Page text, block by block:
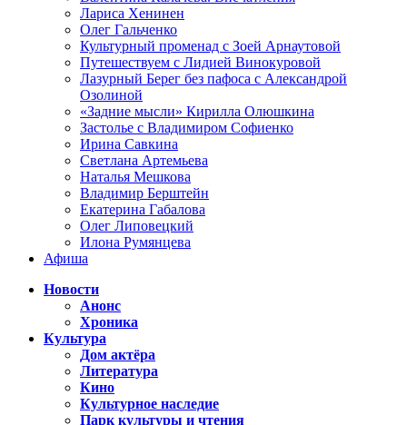
Лариса Хенинен
Олег Гальченко
Культурный променад с Зоей Арнаутовой
Путешествуем с Лидией Винокуровой
Лазурный Берег без пафоса с Александрой
Озолиной
«Задние мысли» Кирилла Олюшкина
Застолье с Владимиром Софиенко
Ирина Савкина
Светлана Артемьева
Наталья Мешкова
Владимир Берштейн
Екатерина Габалова
Олег Липовецкий
Илона Румянцева
Афиша
Новости
Анонс
Хроника
Культура
Дом актёра
Литература
Кино
Культурное наследие
Парк культуры и чтения